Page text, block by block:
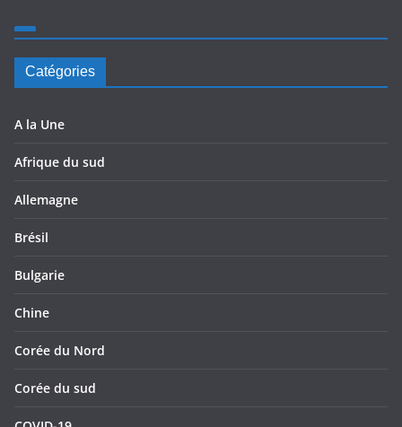
Catégories
A la Une
Afrique du sud
Allemagne
Brésil
Bulgarie
Chine
Corée du Nord
Corée du sud